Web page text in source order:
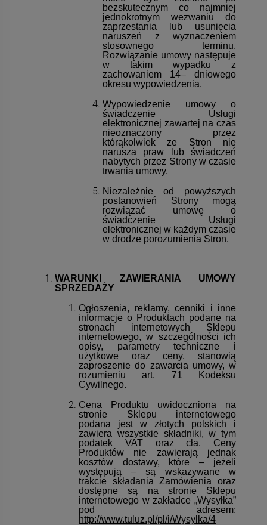
bezskutecznym co najmniej
jednokrotnym wezwaniu do
zaprzestania lub usunięcia
naruszeń z wyznaczeniem
stosownego terminu.
Rozwiązanie umowy następuje
w takim wypadku z
zachowaniem 14– dniowego
okresu wypowiedzenia.
Wypowiedzenie umowy o
świadczenie Usługi
elektronicznej zawartej na czas
nieoznaczony przez
którąkolwiek ze Stron nie
narusza praw lub świadczeń
nabytych przez Strony w czasie
trwania umowy.
Niezależnie od powyższych
postanowień Strony mogą
rozwiązać umowę o
świadczenie Usługi
elektronicznej w każdym czasie
w drodze porozumienia Stron.
WARUNKI ZAWIERANIA UMOWY
SPRZEDAŻY
Ogłoszenia, reklamy, cenniki i inne
informacje o Produktach podane na
stronach internetowych Sklepu
internetowego, w szczególności ich
opisy, parametry techniczne i
użytkowe oraz ceny, stanowią
zaproszenie do zawarcia umowy, w
rozumieniu art. 71 Kodeksu
Cywilnego.
Cena Produktu uwidoczniona na
stronie Sklepu internetowego
podana jest w złotych polskich i
zawiera wszystkie składniki, w tym
podatek VAT oraz cła. Ceny
Produktów nie zawierają jednak
kosztów dostawy, które – jeżeli
występują – są wskazywane w
trakcie składania Zamówienia oraz
dostępne są na stronie Sklepu
internetowego w zakładce „Wysyłka”
pod adresem:
http://www.tuluz.pl/pl/i/Wysylka/4